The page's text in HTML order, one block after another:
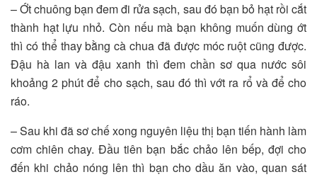
– Ớt chuông bạn đem đi rửa sạch, sau đó bạn bỏ hạt rồi cắt
thành hạt lựu nhỏ. Còn nếu mà bạn không muốn dùng ớt
thì có thể thay bằng cà chua đã được móc ruột cũng được.
Đậu hà lan và đậu xanh thì đem chần sơ qua nước sôi
khoảng 2 phút để cho sạch, sau đó thì vớt ra rổ và để cho
ráo.
– Sau khi đã sơ chế xong nguyên liệu thị bạn tiến hành làm
cơm chiên chay. Đầu tiên bạn bắc chảo lên bếp, đợi cho
đến khi chảo nóng lên thì bạn cho dầu ăn vào, quan sát